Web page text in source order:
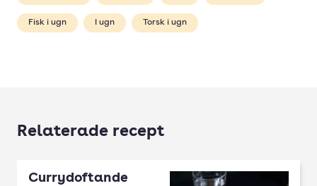
Fisk i ugn I ugn Torsk i ugn
Relaterade recept
Currydoftande